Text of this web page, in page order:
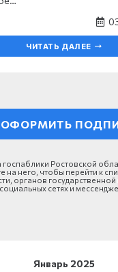
ЧИТАТЬ ДАЛЕЕ
ОФОРМИТЬ
госпаблики Ростовской
на него, чтобы перейти к
органов государственной
сетях и
Январь 2025